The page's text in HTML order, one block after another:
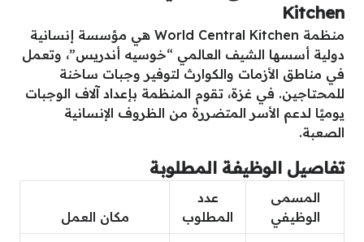
Kitchen
منظمة World Central Kitchen هي مؤسسة إنسانية
دولية أسسها الشيف العالمي “خوسيه أندريس”، وتعمل
في مناطق الأزمات والكوارث لتوفير وجبات ساخنة
للمحتاجين. في غزة، تقوم المنظمة بإعداد آلاف الوجبات
يوميًا لدعم الأسر المتضررة من الظروف الإنسانية
الصعبة.
تفاصيل الوظيفة المطلوبة
المسمى
الوظيفي
عدد
المطلوب
مكان العمل